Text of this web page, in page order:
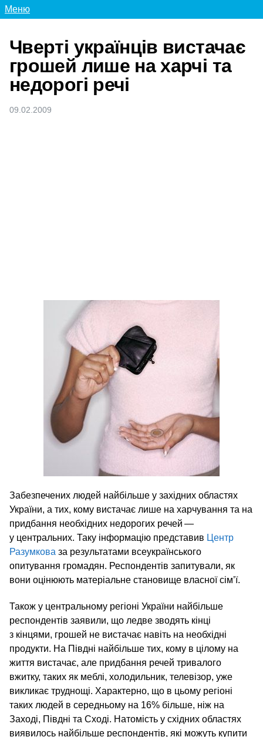
Меню
Чверті українців вистачає
грошей лише на харчі та
недорогі речі
09.02.2009
Забезпечених людей найбільше у західних областях
України, а тих, кому вистачає лише на харчування та на
придбання необхідних недорогих речей —
у центральних. Таку інформацію представив Центр
Разумкова за результатами всеукраїнського
опитування громадян. Респондентів запитували, як
вони оцінюють матеріальне становище власної сім’ї.
Також у центральному регіоні України найбільше
респондентів заявили, що ледве зводять кінці
з кінцями, грошей не вистачає навіть на необхідні
продукти. На Півдні найбільше тих, кому в цілому на
життя вистачає, але придбання речей тривалого
вжитку, таких як меблі, холодильник, телевізор, уже
викликає труднощі. Характерно, що в цьому регіоні
таких людей в середньому на 16% більше, ніж на
Заході, Півдні та Сході. Натомість у східних областях
виявилось найбільше респондентів, які можуть купити